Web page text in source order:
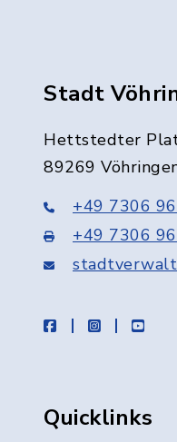
Stadt
Hettstedter
89269
+49 7306
+49 7306
facebookinstagram
Quicklinks